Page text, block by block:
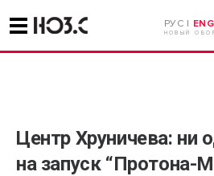
РУС | ENG
НОВЫЙ
Центр Хруничева: ни
на запуск “Протона-